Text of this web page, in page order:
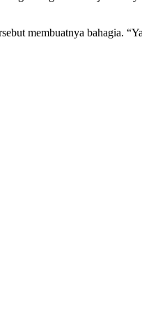
membuatnya bahagia.